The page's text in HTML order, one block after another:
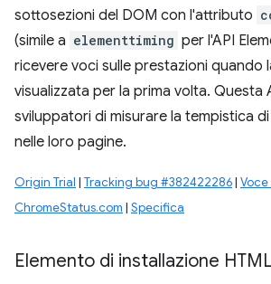
sottosezioni del DOM con l'attributo
(simile a elementtiming per l'API
ricevere voci sulle prestazioni quando
visualizzata per la prima volta. Questa
sviluppatori di misurare la tempistica
nelle loro pagine.
Origin Trial | Tracking bug #382422286| Voce
ChromeStatus.com | Specifica
Elemento di installazione